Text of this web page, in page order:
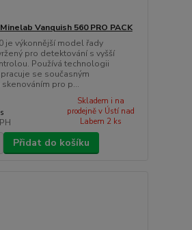
Vanquish 560 PRO PACK
je výkonnější model řady
pro detektování s vyšší
Používá technologii
se současným
pro p...
Skladem i na
prodejně v Ústí nad
Labem 2 ks
Přidat do košíku